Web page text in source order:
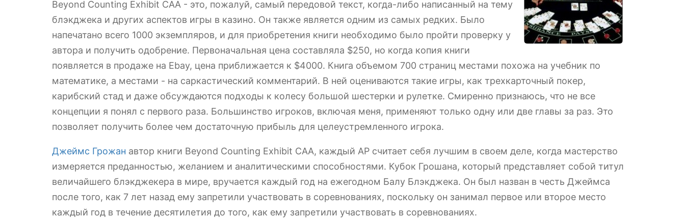
Beyond Counting Exhibit CAA - это, пожалуй, самый передовой текст, когда-либо написанный на тему
блэкджека и других аспектов игры в казино. Он также является одним из самых редких. Было
напечатано всего 1000 экземпляров, и для приобретения книги необходимо было пройти проверку у
автора и получить одобрение. Первоначальная цена составляла $250, но когда копия книги
появляется в продаже на Ebay, цена приближается к $4000. Книга объемом 700 страниц местами похожа на учебник по
математике, а местами - на саркастический комментарий. В ней оцениваются такие игры, как трехкарточный покер,
карибский стад и даже обсуждаются подходы к колесу большой шестерки и рулетке. Смиренно признаюсь, что не все
концепции я понял с первого раза. Большинство игроков, включая меня, применяют только одну или две главы за раз. Это
позволяет получить более чем достаточную прибыль для целеустремленного игрока.
Джеймс Грожан автор книги Beyond Counting Exhibit CAA, каждый AP считает себя лучшим в своем деле, когда мастерство
измеряется преданностью, желанием и аналитическими способностями. Кубок Грошана, который представляет собой титул
величайшего блэкджекера в мире, вручается каждый год на ежегодном Балу Блэкджека. Он был назван в честь Джеймса
после того, как 7 лет назад ему запретили участвовать в соревнованиях, поскольку он занимал первое или второе место
каждый год в течение десятилетия до того, как ему запретили участвовать в соревнованиях.